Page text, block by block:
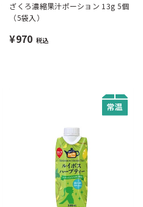
ざくろ濃縮果汁ポーション 13g 5個
（5袋入）
¥970 税込